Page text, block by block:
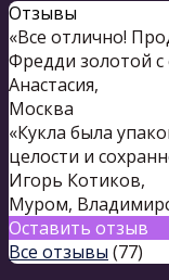
Отзывы
«Все отлично!
Фредди золотой с
Анастасия,
Москва
«Кукла была
целости и
Игорь Котиков,
Муром,
Оставить отзыв
Все отзывы (77)